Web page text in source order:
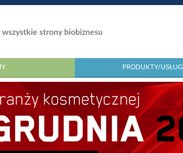
wszystkie strony biobiznesu
PRODUKTY/USŁUGI